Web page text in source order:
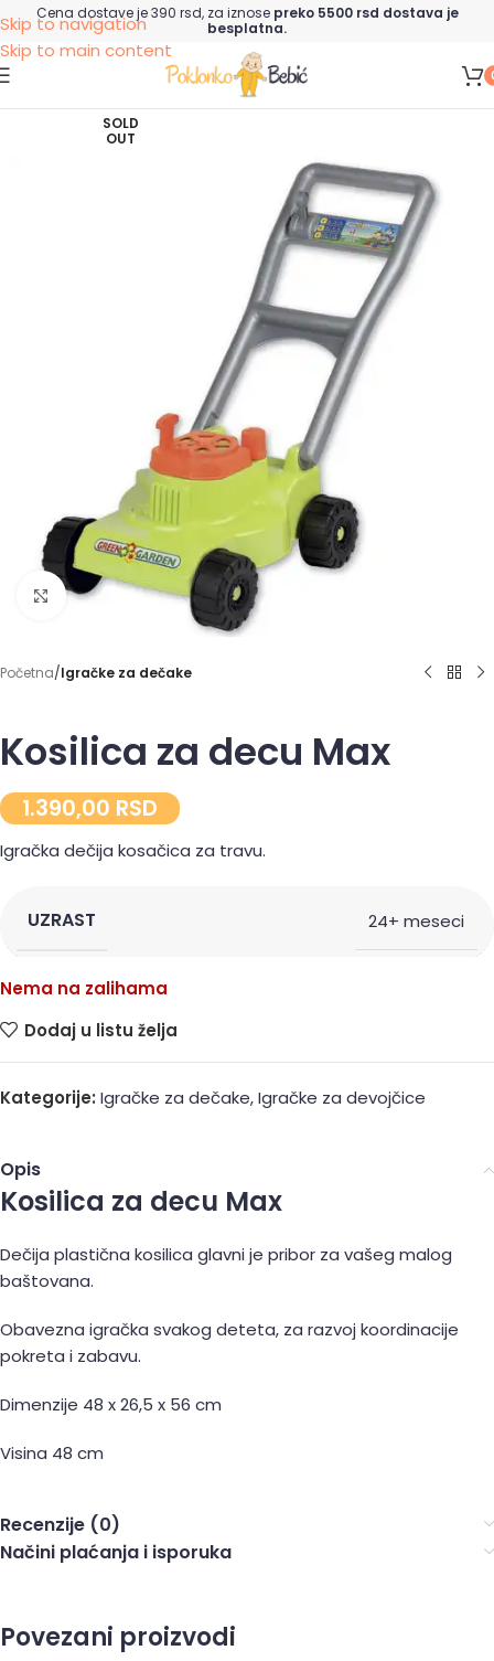
Skip to navigation
Skip to main content
Cena dostave je 390 rsd, za iznose preko 5500 rsd dostava je
besplatna.
SOLD
OUT
Click to enlarge
Početna Igračke za dečake
Kosilica za decu Max
1.390,00 RSD
Igračka dečija kosačica za travu.
UZRAST 24+ meseci
Nema na zalihama
Dodaj u listu želja
Kategorije: Igračke za dečake,Igračke za devojčice
Opis
Kosilica za decu Max
Dečija plastična kosilica glavni je pribor za vašeg malog
baštovana.
Obavezna igračka svakog deteta, za razvoj koordinacije
pokreta i zabavu.
Dimenzije 48 x 26,5 x 56 cm
Visina 48 cm
Recenzije (0)
Načini plaćanja i isporuka
Povezani proizvodi